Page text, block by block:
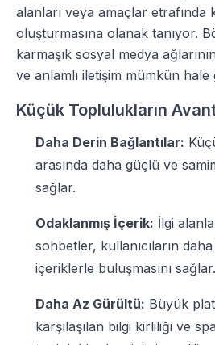
alanları veya amaçlar
oluşturmasına olanak tanıyor.
karmaşık sosyal medya
ve anlamlı iletişim mümkün hale
Küçük Toplulukların
Daha Derin Bağlantılar:
arasında daha güçlü ve
sağlar.
Odaklanmış İçerik: İlgi
sohbetler, kullanıcıların
içeriklerle buluşmasını sağlar.
Daha Az Gürültü: Büyük
karşılaşılan bilgi kirliliği ve